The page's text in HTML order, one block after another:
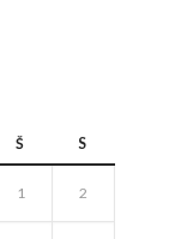
Š S
1 2